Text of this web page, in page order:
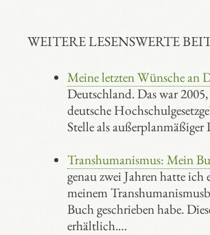
WEITERE LESENSWERTE
Meine letzten Wünsche an
Deutschland. Das war
deutsche
Stelle als
Transhumanismus: Mein
genau zwei Jahren hatte ich
meinem
Buch geschrieben habe.
erhältlich.…